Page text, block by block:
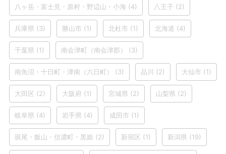
八ヶ岳・富士見・原村・野辺山・小海 (4) 八王子 (2)
兵庫県 (3) 勝山市 (1) 北杜市 (1) 北海道 (4)
千葉県 (1) 南会津町（南会津郡） (3)
南魚沼・十日町・津南（六日町） (3) 品川 (2) 大仙市 (1)
大田区 (2) 大阪府 (1) 宮城県 (2) 山梨県 (2)
岐阜県 (4) 岩手県 (4) 成田市 (1)
斑尾・飯山・信濃町・黒姫 (2) 新宿区 (1) 新潟県 (19)